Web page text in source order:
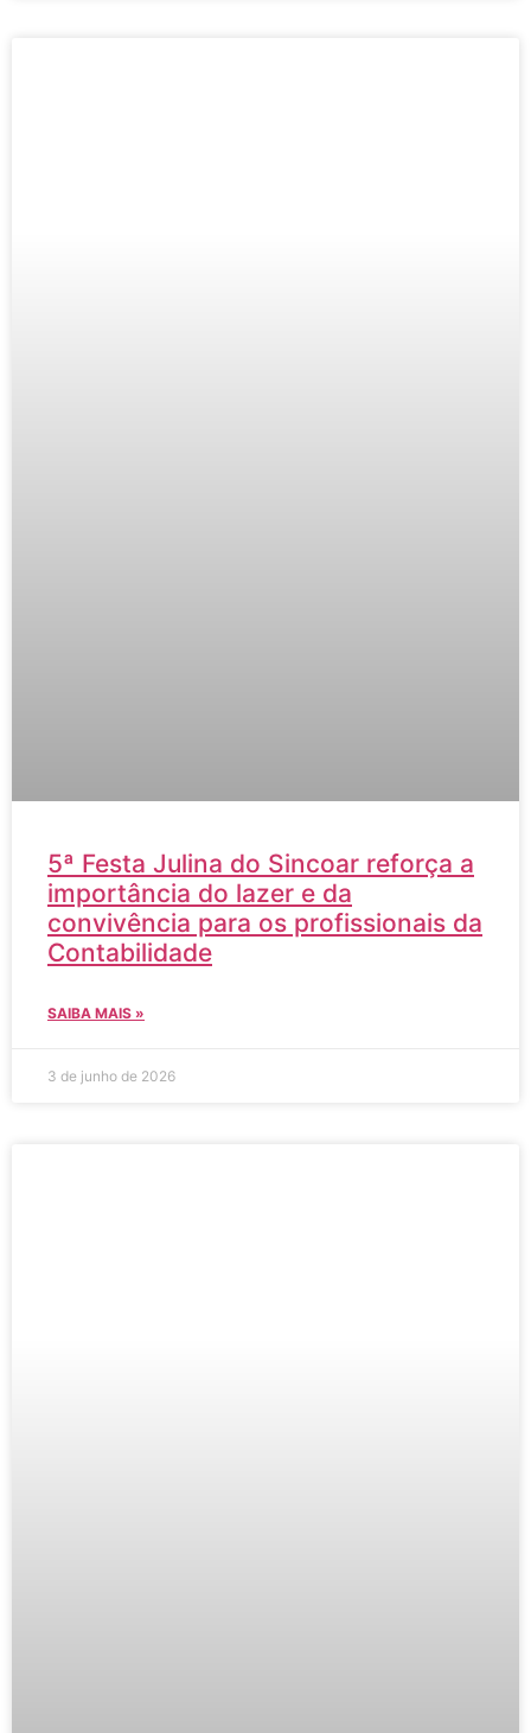
5ª Festa Julina do Sincoar reforça a
importância do lazer e da
convivência para os profissionais da
Contabilidade
SAIBA MAIS »
3 de junho de 2026